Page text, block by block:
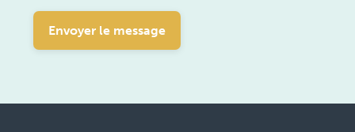
Envoyer le message